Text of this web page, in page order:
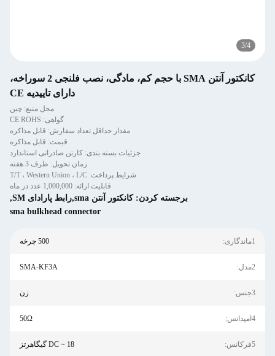
3/4
کانکتور آنتن SMA با حجم کم، مادگی، نصب فلنجی 2 سوراخه،
دارای تاییدیه CE
محل منبع: چین
گواهی: CE ROHS
مقدار حداقل تعداد سفارش: قابل مذاکره
قیمت: قابل مذاکره
جزئیات بسته بندی: کارتن صادراتی استاندارد
زمان تحویل: ظرف 3 هفته
شرایط پرداخت: T/T ، Western Union ، L/C
قابلیت ارائه: 1,000,000 عدد در ماه
برجسته کردن:کانکتور آنتن sma,رابط پارادای SM
,
sma bulkhead connector
1ماندگاری: 500 چرخه
2مدل: SMA-KF3A
3جنس: زن
4امپدانس: 50Ω
5فرکانس: DC ~ 18 گیگاهرتز